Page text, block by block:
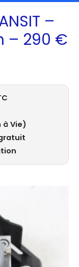
–
– 290 €
à Vie)